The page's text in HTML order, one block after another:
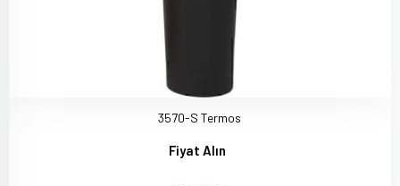
3570-S Termos
Fiyat Alın